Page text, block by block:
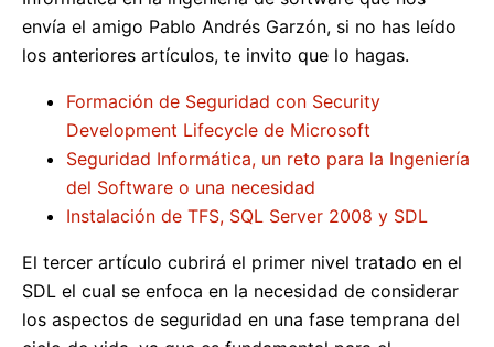
envía el amigo Pablo Andrés Garzón, si no has leído
los anteriores artículos, te invito que lo hagas.
Formación de Seguridad con Security
Development Lifecycle de Microsoft
Seguridad Informática, un reto para la Ingeniería
del Software o una necesidad
Instalación de TFS, SQL Server 2008 y SDL
El tercer artículo cubrirá el primer nivel tratado en el
SDL el cual se enfoca en la necesidad de considerar
los aspectos de seguridad en una fase temprana del